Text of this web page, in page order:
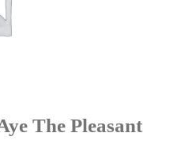
The Pleasant